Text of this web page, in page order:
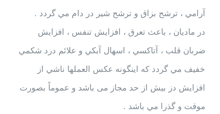
آرامي ، ترشح بزاق و ترشح شير در دام مي گردد .
در ماديان ، باعث تعرق ، افزايش تنفس ، افزايش
ضربان قلب ، آتاكسي ، اسهال آبكي و علائم درد شكمي
خفيف مي گردد كه اينگونه عكس العملها ناشي از
افزايش دز بيش از حد مجاز می باشد و عموماً بصورت
موقت و گذرا مي باشد .